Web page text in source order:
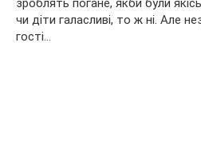
зроблять погане, якби були
чи діти галасливі, то ж ні. Але
гості…